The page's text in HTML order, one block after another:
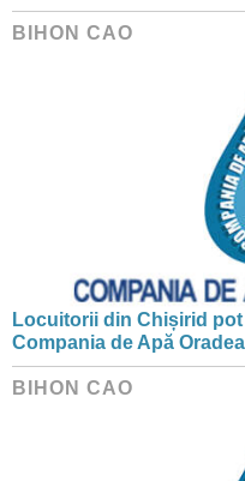
BIHON CAO
Locuitorii din Chișirid
Compania de Apă Oradea
BIHON CAO